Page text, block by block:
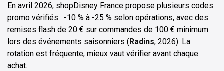
En avril 2026, shopDisney France propose plusieurs codes
promo vérifiés : -10 % à -25 % selon opérations, avec des
remises flash de 20 € sur commandes de 100 € minimum
lors des événements saisonniers (Radins, 2026). La
rotation est fréquente, mieux vaut vérifier avant chaque
achat.